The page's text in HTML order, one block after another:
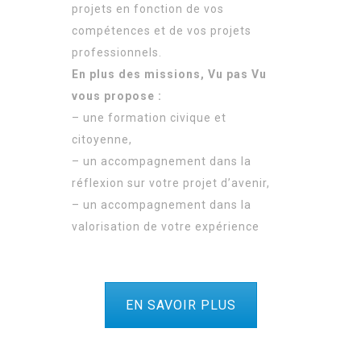
projets en fonction de vos
compétences et de vos projets
professionnels.
En plus des missions, Vu pas Vu
vous propose :
– une formation civique et
citoyenne,
– un accompagnement dans la
réflexion sur votre projet d’avenir,
– un accompagnement dans la
valorisation de votre expérience
EN SAVOIR PLUS